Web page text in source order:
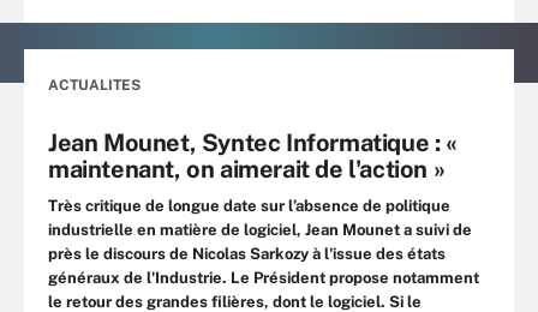
ACTUALITES
Jean Mounet, Syntec Informatique : «
maintenant, on aimerait de l'action »
Très critique de longue date sur l’absence de politique
industrielle en matière de logiciel, Jean Mounet a suivi de
près le discours de Nicolas Sarkozy à l'issue des états
généraux de l'Industrie. Le Président propose notamment
le retour des grandes filières, dont le logiciel. Si le